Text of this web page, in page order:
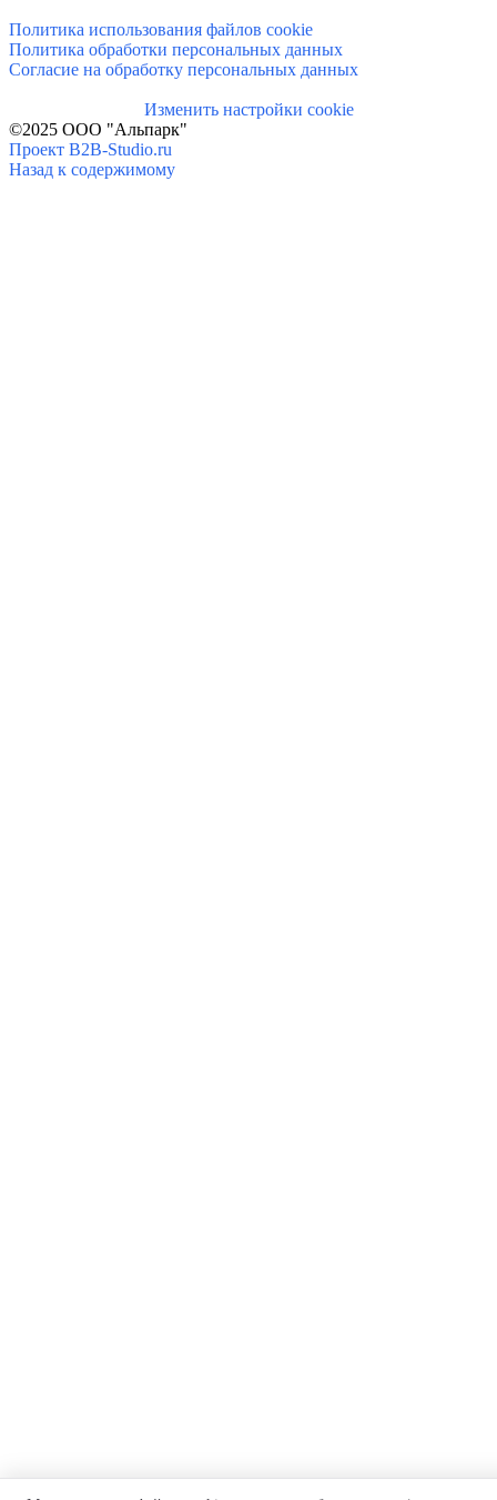
Политика использования файлов cookie
Политика обработки персональных данных
Согласие на обработку персональных данных
Изменить настройки cookie
©2025 ООО "Альпарк"
Проект B2B-Studio.ru
Назад к содержимому